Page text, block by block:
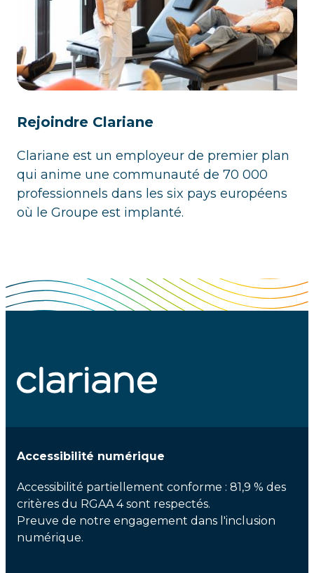
Rejoindre Clariane
Clariane est un employeur de premier plan
qui anime une communauté de 70 000
professionnels dans les six pays européens
où le Groupe est implanté.
Accessibilité numérique
Accessibilité partiellement conforme : 81,9 % des
critères du RGAA 4 sont respectés.
Preuve de notre engagement dans l'inclusion
numérique.